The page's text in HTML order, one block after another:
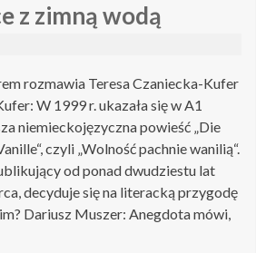
z zimną wodą
rozmawia Teresa Czaniecka-Kufer
W 1999 r. ukazała się w A1
niemieckojęzyczna powieść „Die
czyli „Wolność pachnie wanilią“.
od ponad dwudziestu lat
decyduje się na literacką przygodę
Dariusz Muszer: Anegdota mówi,